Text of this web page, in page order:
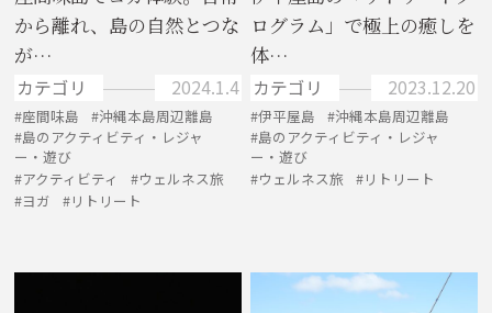
から離れ、島の自然とつな
が…
カテゴリ 2024.1.4
座間味島
沖縄本島周辺離島
島のアクティビティ・レジャ
ー・遊び
アクティビティ
ウェルネス旅
ヨガ
リトリート
ログラム」で極上の癒しを
体…
カテゴリ 2023.12.20
伊平屋島
沖縄本島周辺離島
島のアクティビティ・レジャ
ー・遊び
ウェルネス旅
リトリート